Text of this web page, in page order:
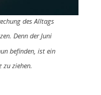
des Alltags
Denn der Juni
befinden, ist ein
zu ziehen.